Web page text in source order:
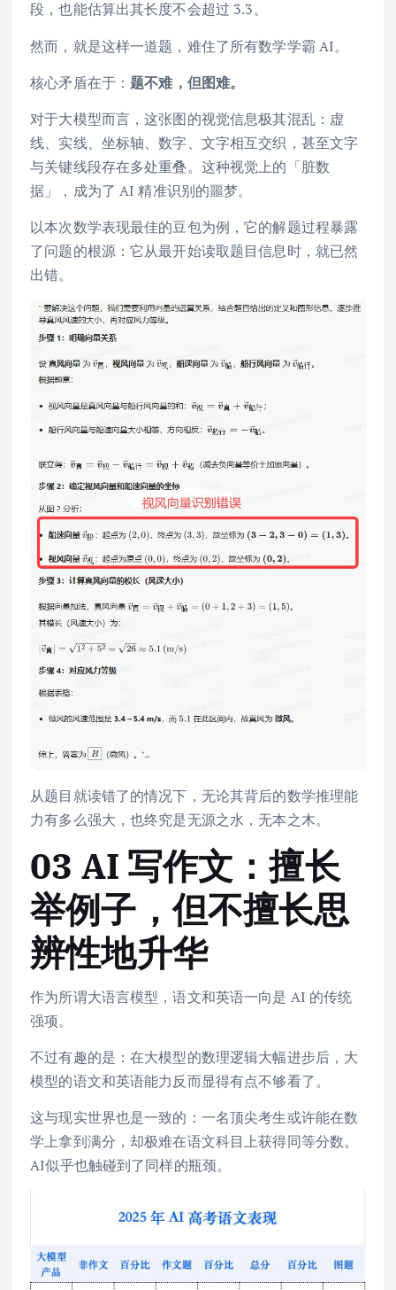
段，也能估算出其长度不会超过 3.3。
然而，就是这样一道题，难住了所有数学学霸 AI。
核心矛盾在于：题不难，但图难。
对于大模型而言，这张图的视觉信息极其混乱：虚
线、实线、坐标轴、数字、文字相互交织，甚至文字
与关键线段存在多处重叠。这种视觉上的「脏数
据」，成为了 AI 精准识别的噩梦。
以本次数学表现最佳的豆包为例，它的解题过程暴露
了问题的根源：它从最开始读取题目信息时，就已然
出错。
从题目就读错了的情况下，无论其背后的数学推理能
力有多么强大，也终究是无源之水，无本之木。
03 AI 写作文：擅长
举例子，但不擅长思
辨性地升华
作为所谓大语言模型，语文和英语一向是 AI 的传统
强项。
不过有趣的是：在大模型的数理逻辑大幅进步后，大
模型的语文和英语能力反而显得有点不够看了。
这与现实世界也是一致的：一名顶尖考生或许能在数
学上拿到满分，却极难在语文科目上获得同等分数。
AI似乎也触碰到了同样的瓶颈。